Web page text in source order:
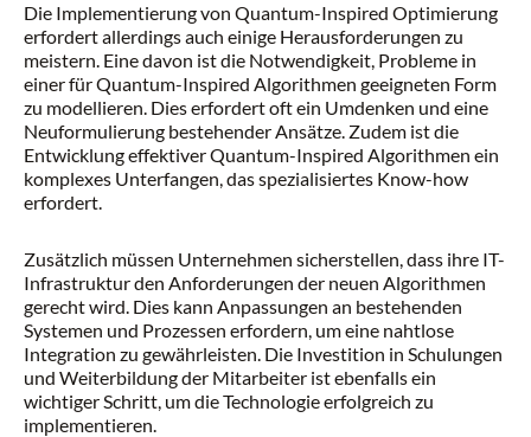
Die Implementierung von Quantum-Inspired Optimierung
erfordert allerdings auch einige Herausforderungen zu
meistern. Eine davon ist die Notwendigkeit, Probleme in
einer für Quantum-Inspired Algorithmen geeigneten Form
zu modellieren. Dies erfordert oft ein Umdenken und eine
Neuformulierung bestehender Ansätze. Zudem ist die
Entwicklung effektiver Quantum-Inspired Algorithmen ein
komplexes Unterfangen, das spezialisiertes Know-how
erfordert.
Zusätzlich müssen Unternehmen sicherstellen, dass ihre IT-
Infrastruktur den Anforderungen der neuen Algorithmen
gerecht wird. Dies kann Anpassungen an bestehenden
Systemen und Prozessen erfordern, um eine nahtlose
Integration zu gewährleisten. Die Investition in Schulungen
und Weiterbildung der Mitarbeiter ist ebenfalls ein
wichtiger Schritt, um die Technologie erfolgreich zu
implementieren.